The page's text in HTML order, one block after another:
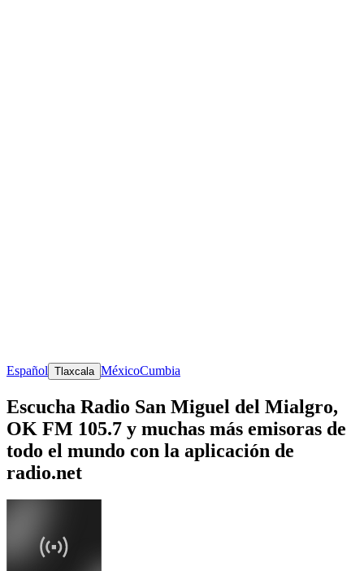
Español Tlaxcala MéxicoCumbia
Escucha Radio San Miguel del Mialgro,
OK FM 105.7 y muchas más emisoras de
todo el mundo con la aplicación de
radio.net